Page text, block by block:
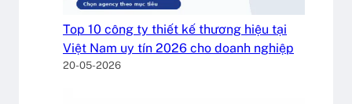
Top 10 công ty thiết kế thương hiệu tại
Việt Nam uy tín 2026 cho doanh nghiệp
20-05-2026